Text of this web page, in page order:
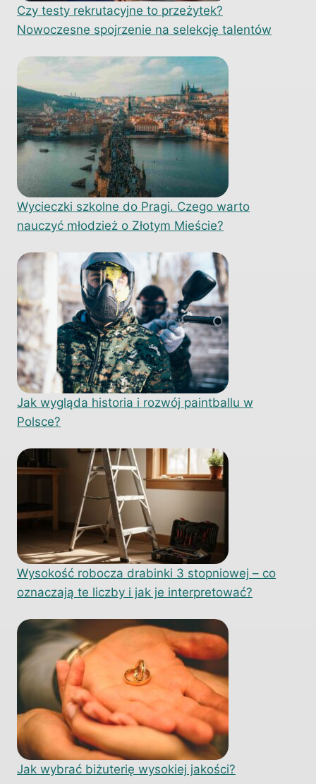
Czy testy rekrutacyjne to przeżytek?
Nowoczesne spojrzenie na selekcję talentów
Wycieczki szkolne do Pragi. Czego warto
nauczyć młodzież o Złotym Mieście?
Jak wygląda historia i rozwój paintballu w
Polsce?
Wysokość robocza drabinki 3 stopniowej – co
oznaczają te liczby i jak je interpretować?
Jak wybrać biżuterię wysokiej jakości?